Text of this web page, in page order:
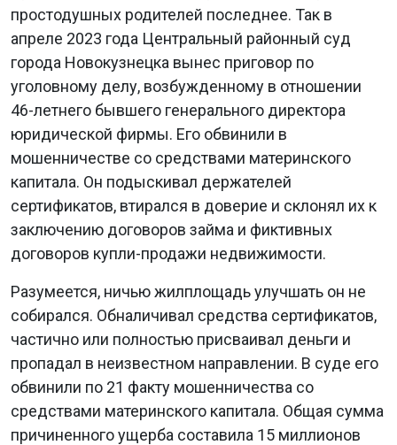
простодушных родителей последнее. Так в
апреле 2023 года Центральный районный суд
города Новокузнецка вынес приговор по
уголовному делу, возбужденному в отношении
46-летнего бывшего генерального директора
юридической фирмы. Его обвинили в
мошенничестве со средствами материнского
капитала. Он подыскивал держателей
сертификатов, втирался в доверие и склонял их к
заключению договоров займа и фиктивных
договоров купли-продажи недвижимости.
Разумеется, ничью жилплощадь улучшать он не
собирался. Обналичивал средства сертификатов,
частично или полностью присваивал деньги и
пропадал в неизвестном направлении. В суде его
обвинили по 21 факту мошенничества со
средствами материнского капитала. Общая сумма
причиненного ущерба составила 15 миллионов